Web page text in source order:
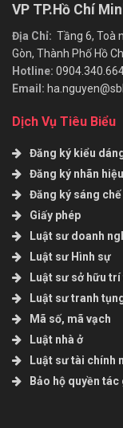
VP TP.Hồ Chí
Địa Chỉ: Tầng 6, Toà
Gòn, Thành Phố Hồ
Hotline:
Email:
Dịch Vụ Tiêu Biểu
Đăng ký kiểu
Đăng ký nhãn hiệu
Đăng ký sáng chế
Giấy phép
Luật sư doanh
Luật sư Hình sự
Luật sư sở hữu trí
Luật sư tranh
Mã số, mã vạch
Luật nhà ở
Luật sư tài chính
Bảo hộ quyền tác